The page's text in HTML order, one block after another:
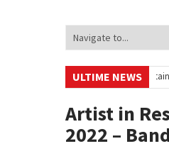
ULTIME NEWS
Your small steps towards
finanziaria
• Oxford Debate
Artist in
2022 –